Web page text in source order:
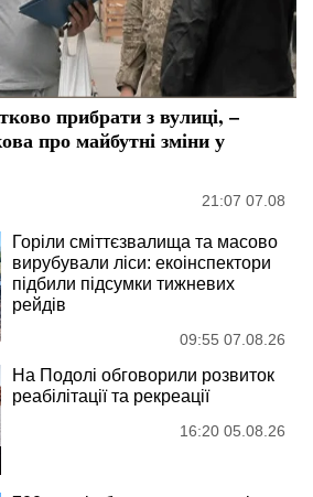
прибрати з вулиці, –
про майбутні зміни у
21:07 07.08
Горіли сміттєзвалища та масово
вирубували ліси: екоінспектори
підбили підсумки тижневих
рейдів
09:55 07.08.26
На Подолі обговорили розвиток
реабілітації та рекреації
16:20 05.08.26